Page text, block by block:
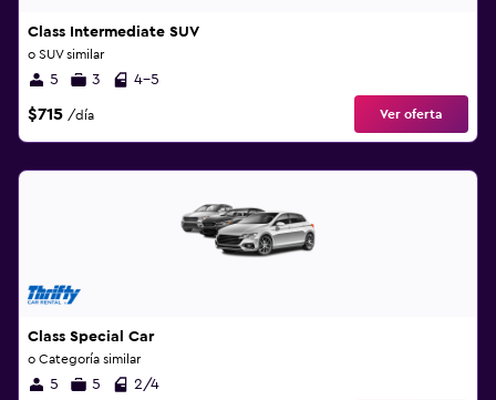
Class Intermediate SUV
o SUV similar
5 3 4-5
$715 /día Ver oferta
Class Special Car
o Categoría similar
5 5 2/4